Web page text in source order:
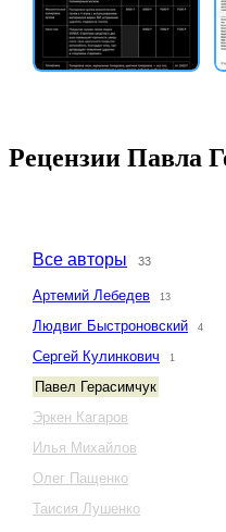
Рецензии Павла
Все авторы 33
Артемий Лебедев 13
Людвиг Быстроновский 4
Сергей Кулинкович 1
Павел Герасимчук
Эркен Кагаров
Илья Михайлов
Олег Пащенко
Таисия Лушенко